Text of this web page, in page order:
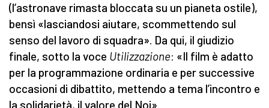
(l’astronave rimasta bloccata su un pianeta ostile),
bensì «lasciandosi aiutare, scommettendo sul
senso del lavoro di squadra». Da qui, il giudizio
finale, sotto la voce Utilizzazione: «Il film è adatto
per la programmazione ordinaria e per successive
occasioni di dibattito, mettendo a tema l’incontro e
la solidarietà, il valore del Noi».